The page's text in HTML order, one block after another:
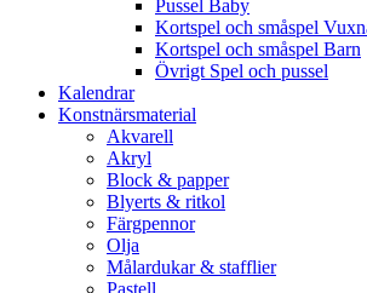
Pussel Baby
Kortspel och småspel
Kortspel och småspel Barn
Övrigt Spel och pussel
Kalendrar
Konstnärsmaterial
Akvarell
Akryl
Block & papper
Blyerts & ritkol
Färgpennor
Olja
Målardukar & stafflier
Pastell